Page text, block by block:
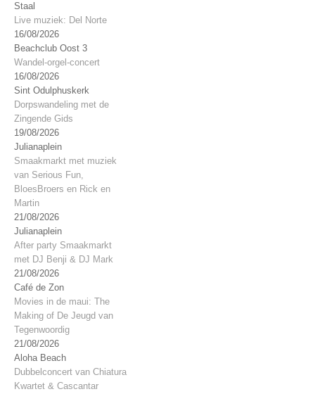
Staal
Live muziek: Del Norte
16/08/2026
Beachclub Oost 3
Wandel-orgel-concert
16/08/2026
Sint Odulphuskerk
Dorpswandeling met de
Zingende Gids
19/08/2026
Julianaplein
Smaakmarkt met muziek
van Serious Fun,
BloesBroers en Rick en
Martin
21/08/2026
Julianaplein
After party Smaakmarkt
met DJ Benji & DJ Mark
21/08/2026
Café de Zon
Movies in de maui: The
Making of De Jeugd van
Tegenwoordig
21/08/2026
Aloha Beach
Dubbelconcert van Chiatura
Kwartet & Cascantar